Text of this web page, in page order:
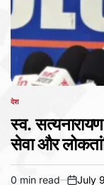
POSTED
देश
स्व.
सेवा और
0 min read July